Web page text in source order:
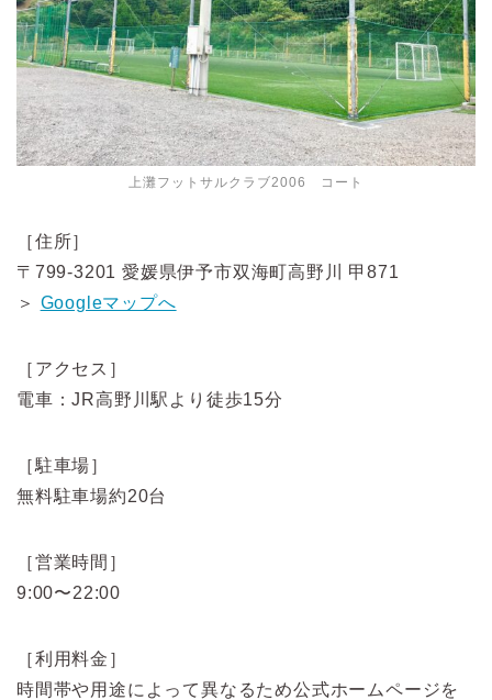
上灘フットサルクラブ2006 コート
［住所］
〒799-3201 愛媛県伊予市双海町高野川 甲871
＞ Googleマップへ
［アクセス］
電車：JR高野川駅より徒歩15分
［駐車場］
無料駐車場約20台
［営業時間］
9:00〜22:00
［利用料金］
時間帯や用途によって異なるため公式ホームページを